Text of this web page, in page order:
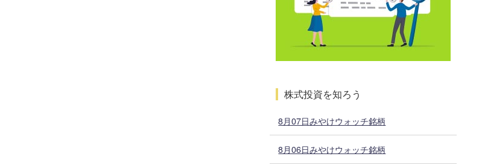
株式投資を知ろう
8月07日みやけウォッチ銘柄
8月06日みやけウォッチ銘柄